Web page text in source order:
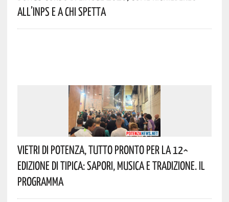
All’INPS E A Chi Spetta
Vietri Di Potenza, Tutto Pronto Per La 12^
Edizione Di Tipica: Sapori, Musica E Tradizione. Il
Programma